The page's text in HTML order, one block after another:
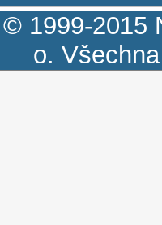
© 1999-2015
o.